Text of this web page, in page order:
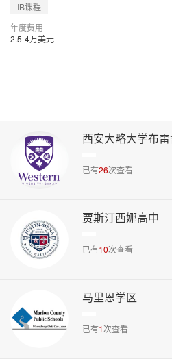
IB课程
年度费用
2.5-4万美元
西安大略大学布
已有26次查看
贾斯汀西娜高中
已有10次查看
马里恩学区
已有1次查看